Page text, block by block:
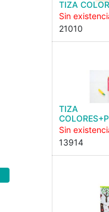
TIZA
Sin
21010
TIZA
Sin
13914